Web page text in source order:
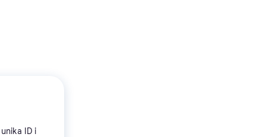
ID i